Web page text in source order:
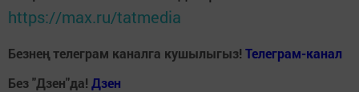
https://max.ru/tatmedia
Безнең телеграм каналга кушылыгыз! Телеграм-канал
Без "Дзен"да! Дзен